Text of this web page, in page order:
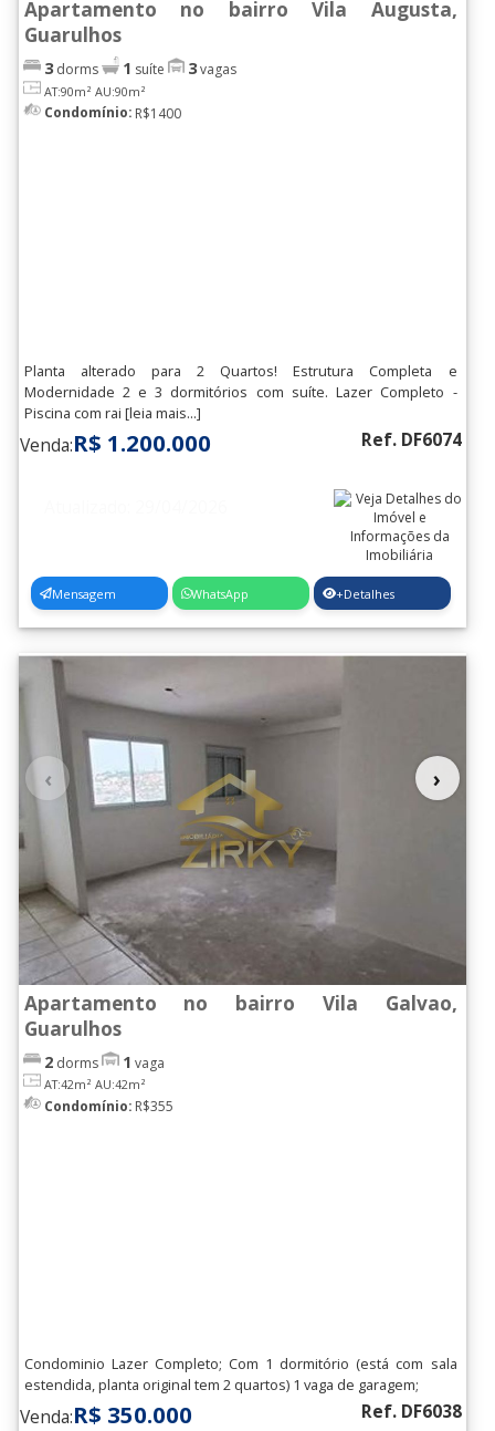
Apartamento no bairro Vila Augusta,
Guarulhos
3dorms 1 suíte 3vagas
AT:90m² AU:90m²
Condomínio: R$1400
Planta alterado para 2 Quartos! Estrutura Completa e
Modernidade 2 e 3 dormitórios com suíte. Lazer Completo -
Piscina com rai [leia mais...]
Venda:R$ 1.200.000 Ref. DF6074
Mensagem WhatsApp +Detalhes
‹ ›
Apartamento no bairro Vila Galvao,
Guarulhos
2 dorms 1 vaga
AT:42m² AU:42m²
Condomínio: R$355
Condominio Lazer Completo; Com 1 dormitório (está com sala
estendida, planta original tem 2 quartos) 1 vaga de garagem;
Venda:R$ 350.000 Ref. DF6038